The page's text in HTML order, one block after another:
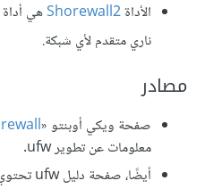
الأداة Shorewall2
هي
ناري متقدم لأي شبكة.
مصادر
صفحة ويكي أوبنتو «
معلومات عن تطوير ufw.
أيضًا، صفحة دليل ufw تحتوي معلومات مفيدة جدًا: man ufw.